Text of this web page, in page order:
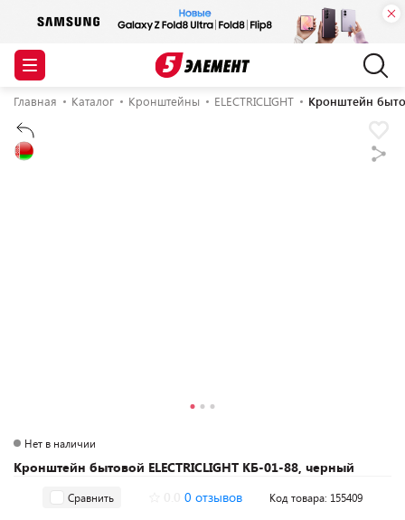
Главная Каталог Кронштейны ELECTRICLIGHT Кронштейн
Кронштейн бытовой ELECTRICLIGHT КБ-01-88, черный
Нет в наличии
Сравнить 0 отзывов Код товара: 155409